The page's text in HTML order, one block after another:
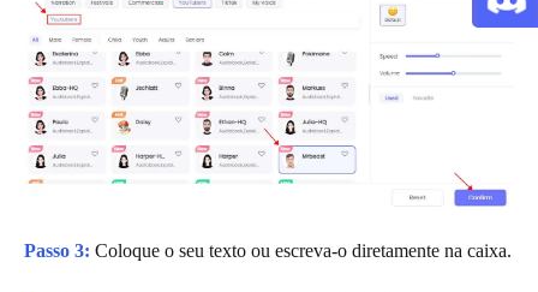
Passo 3: Coloque o seu texto ou escreva-o diretamente na caixa.